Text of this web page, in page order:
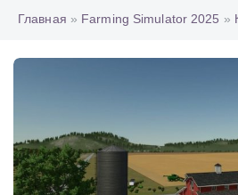
Главная » Farming Simulator 2025 »